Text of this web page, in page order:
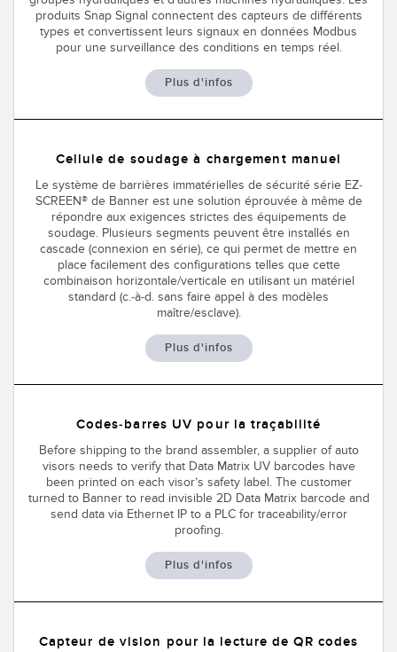
Fourches optiques et capteurs d'étiquettes
Capteurs d’aide au choix
Capteurs de détection de zone
Capteurs de surveillance des conditions
Capteurs de surveillance des conditions sans fil
Capteurs de vibrations
ACCESSOIRES
ACCESSORIES
Converters
Câbles
LOGICIELS
Logiciel de configuration de capteur sans fil
Surveillance des conditions : maintenance prédictive et
préventive
LIENS CONNEXES
Washdown
IO-Link
produits Snap Signal connectent des capteurs de différents
types et convertissent leurs signaux en données Modbus
pour une surveillance des conditions en temps réel.
Plus d'infos
Cellule de soudage à chargement manuel
Le système de barrières immatérielles de sécurité série EZ-
SCREEN® de Banner est une solution éprouvée à même de
répondre aux exigences strictes des équipements de
soudage. Plusieurs segments peuvent être installés en
cascade (connexion en série), ce qui permet de mettre en
place facilement des configurations telles que cette
combinaison horizontale/verticale en utilisant un matériel
standard (c.-à-d. sans faire appel à des modèles
maître/esclave).
Plus d'infos
Codes-barres UV pour la traçabilité
Before shipping to the brand assembler, a supplier of auto
visors needs to verify that Data Matrix UV barcodes have
been printed on each visor’s safety label. The customer
turned to Banner to read invisible 2D Data Matrix barcode and
send data via Ethernet IP to a PLC for traceability/error
proofing.
Plus d'infos
Capteur de vision pour la lecture de QR codes